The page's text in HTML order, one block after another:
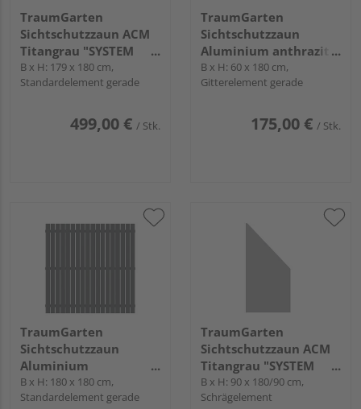
TraumGarten
Sichtschutzzaun ACM
Titangrau "SYSTEM
BOARD XL"
B x H: 179 x 180 cm,
Standardelement gerade
499,00 € / Stk.
TraumGarten
Sichtschutzzaun
Aluminium anthrazit
"Flow"
B x H: 60 x 180 cm,
Gitterelement gerade
175,00 € / Stk.
TraumGarten
Sichtschutzzaun
Aluminium
pulverbeschichtet
anthrazit "SQUADRA"
B x H: 180 x 180 cm,
Standardelement gerade
TraumGarten
Sichtschutzzaun ACM
Titangrau "SYSTEM
BOARD"
B x H: 90 x 180/90 cm,
Schrägelement